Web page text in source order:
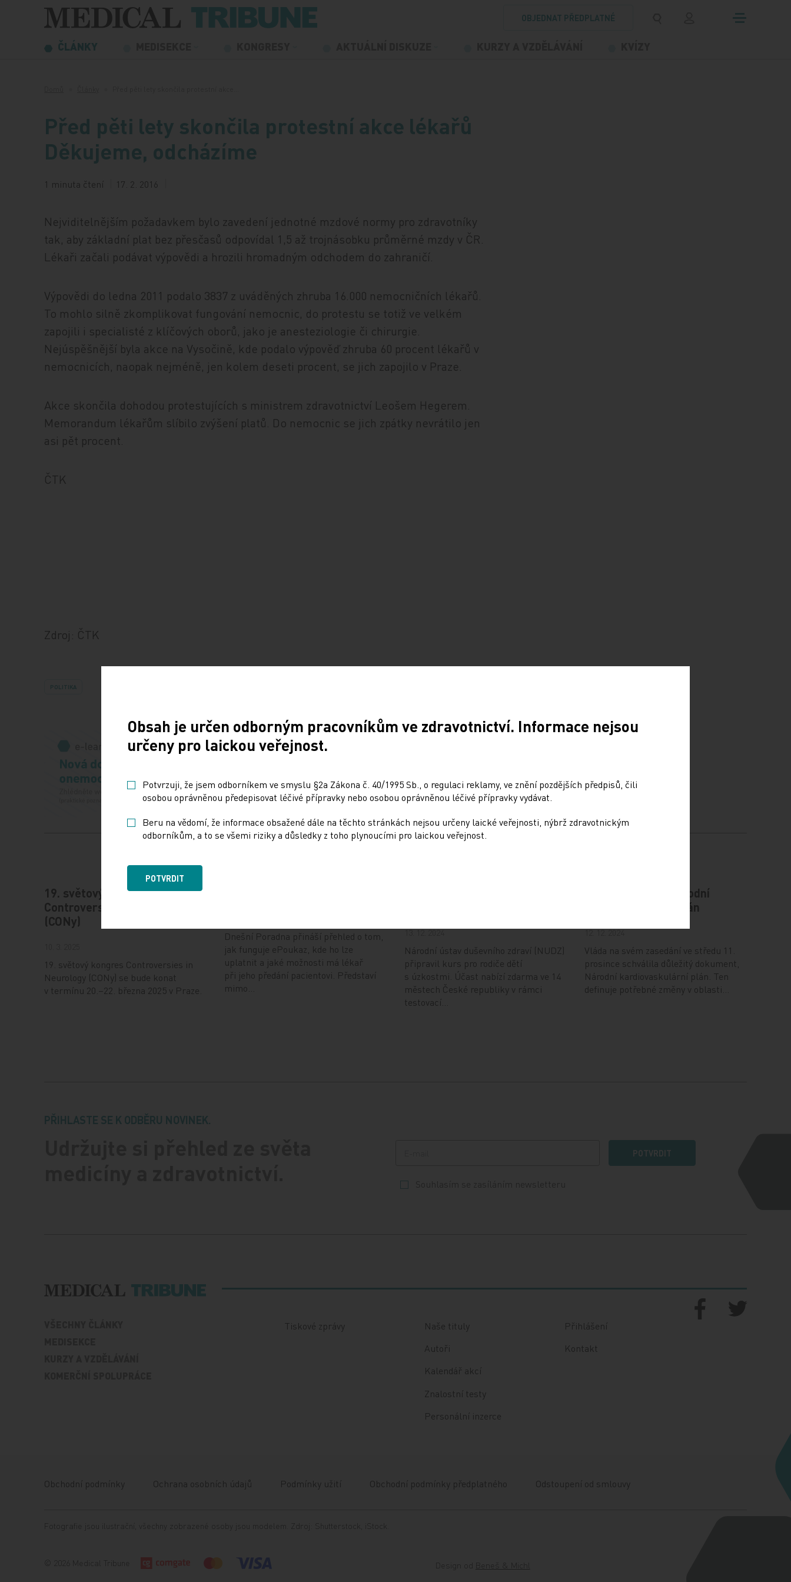
Přeskočit na obsah
OBJEDNAT PŘEDPLATNÉ
ČLÁNKY
Před pěti lety skončila protestní akce lékařů
Děkujeme, odcházíme
1 minuta čtení 17. 2. 2016
Nejviditelnějším požadavkem bylo zavedení jednotné mzdové normy pro zdravotníky
tak, aby základní plat bez přesčasů odpovídal 1,5 až trojnásobku průměrné mzdy v ČR.
Lékaři začali podávat výpovědi a hrozili hromadným odchodem do zahraničí.
Výpovědi do ledna 2011 podalo 3837 z uváděných zhruba 16.000 nemocničních lékařů.
To mohlo silně zkomplikovat fungování nemocnic, do protestu se totiž ve velkém
zapojili i specialisté z klíčových oborů, jako je anesteziologie či chirurgie.
Nejúspěšnější byla akce na Vysočině, kde podalo výpověď zhruba 60 procent lékařů v
nemocnicích, naopak nejméně, jen kolem deseti procent, se jich zapojilo v Praze.
Akce skončila dohodou protestujících s ministrem zdravotnictví Leošem Hegerem.
Memorandum lékařům slíbilo zvýšení platů. Do nemocnic se jich zpátky nevrátilo jen
asi pět procent.
ČTK
Zdroj: ČTK
POLITIKA
19. světový kongres
Controversies in Neurology
(CONy)
19. světový kongres Controversies in
Neurology (CONy) se bude konat
v termínu 20.–22. března 2025 v Praze.
Dnešní Poradna přináší přehled o tom,
jak funguje ePoukaz, kde ho lze
uplatnit a jaké možnosti má lékař
při jeho předání pacientovi. Představí
mimo…
13. 12. 2024
Národní ústav duševního zdraví (NUDZ)
připravil kurs pro rodiče dětí
s úzkostmi. Účast nabízí zdarma ve 14
městech České republiky v rámci
testovací…
Vláda schválila Národní
kardiovaskulární plán
12. 12. 2024
Vláda na svém zasedání ve středu 11.
prosince schválila důležitý dokument,
Národní kardiovaskulární plán. Ten
definuje potřebné změny v oblasti…
PŘIHLASTE SE K ODBĚRU NOVINEK.
POTVRDIT
Tiskové zprávy
Naše tituly
Autoři
Kalendář akcí
Znalostní testy
Personální inzerce
Přihlášení
Kontakt
Obchodní podmínky Ochrana osobních údajů Podmínky užití Obchodní podmínky předplatného Odstoupení od smlouvy
Fotografie jsou ilustrační, všechny zobrazené osoby jsou modelem. Zdroj: Shutterstock, iStock.
© 2026 Medical Tribune Beneš & Michl
Obsah je určen odborným pracovníkům ve zdravotnictví. Informace nejsou
určeny pro laickou veřejnost.
Potvrzuji, že jsem odborníkem ve smyslu §2a Zákona č. 40/1995 Sb., o regulaci reklamy, ve znění pozdějších předpisů, čili
osobou oprávněnou předepisovat léčivé přípravky nebo osobou oprávněnou léčivé přípravky vydávat.
Beru na vědomí, že informace obsažené dále na těchto stránkách nejsou určeny laické veřejnosti, nýbrž zdravotnickým
odborníkům, a to se všemi riziky a důsledky z toho plynoucími pro laickou veřejnost.
POTVRDIT